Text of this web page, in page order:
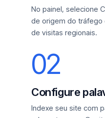
No painel, selecione
de origem do tráfego
de visitas regionais.
02
Configure
Indexe seu site com